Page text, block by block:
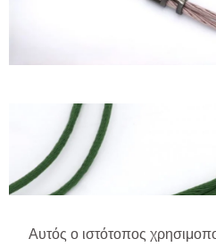
Αυτός ο ιστότοπος